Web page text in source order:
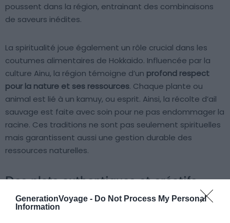
GenerationVoyage - Do Not Process My Personal
Information
poussent dans la région, entrainant des combinaisons
de saveurs inédites.
La spiritualité joue également un rôle crucial dans les
coutumes alimentaires de Hokkaido. Influencée par la
culture Ainu, la région témoigne d’un profond respect
pour la nature et ses ressources. Chaque plante ou
animal est lié à un kamuy, ou esprit. Ainsi, la récolte d’ail
sauvage est faite avec soin pour ne pas endommager la
racine. Ces traditions ne sont pas seulement spirituelles
mais garantissent aussi une gestion durable des
ressources naturelles.
Des plats authentiques et créatifs